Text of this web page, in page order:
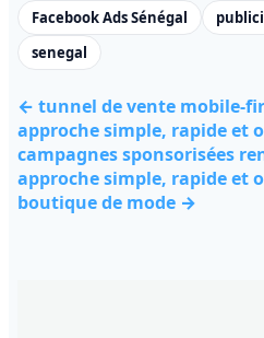
Facebook Ads Sénégal
senegal
← tunnel de vente mobile-
approche simple, rapide et
campagnes sponsorisées
approche simple, rapide et
boutique de mode →